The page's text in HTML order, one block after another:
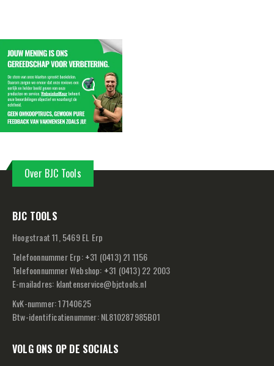
Over BJC Tools
BJC TOOLS
Hoogstraat 11, 5469 EL Erp
Telefoonnummer Erp:+31 (0413) 21 1156
Telefoonnummer Webshop: +31 (0413) 22 2003
E-mailadres: klantenservice@bjctools.nl
KvK-nummer: 17140625
Btw-identificatienummer: NL810287985B01
VOLG ONS OP DE SOCIALS